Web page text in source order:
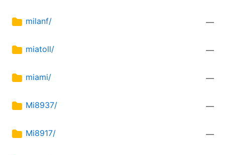
milanf/ —
miatoll/ —
miami/ —
Mi8937/ —
Mi8917/ —